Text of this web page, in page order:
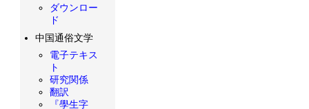
ダウンロー
ド
中国通俗文学
電子テキス
ト
研究関係
翻訳
『學生字